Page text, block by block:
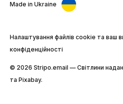
Made in Ukraine
Налаштування файлів cookie та ваш
конфіденційності
© 2026 Stripо.email — Світлини
та Pixabay.